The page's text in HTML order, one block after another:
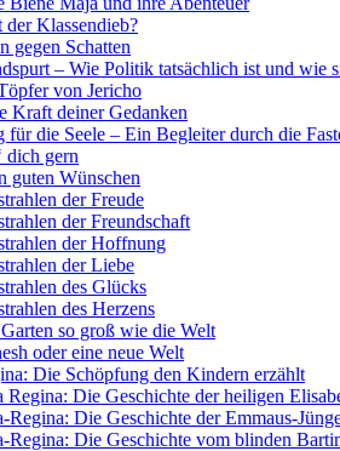
Klassendieb?
gegen Schatten
– Wie Politik tatsächlich ist und wie
von Jericho
Kraft deiner Gedanken
die Seele – Ein Begleiter durch die
dich gern
guten Wünschen
der Freude
der Freundschaft
der Hoffnung
der Liebe
des Glücks
des Herzens
so groß wie die Welt
oder eine neue Welt
Die Schöpfung den Kindern erzählt
Die Geschichte der heiligen
Die Geschichte der Emmaus-
Die Geschichte vom blinden